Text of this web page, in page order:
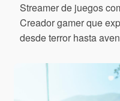
Streamer de juegos
Creador gamer que
desde terror hasta